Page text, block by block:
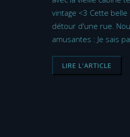
vintage <3 Cette
détour d'une rue.
amusantes : Je sais
LIRE L'ARTICLE